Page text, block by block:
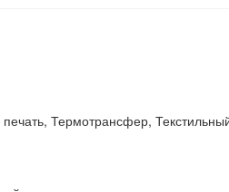
Термотрансфер,